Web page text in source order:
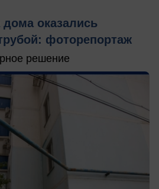
оказались
фоторепортаж
решение